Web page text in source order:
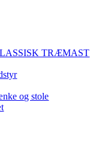
TRÆMAST
og stole